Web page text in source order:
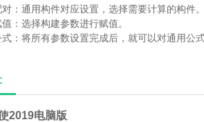
：通用构件对应设置，选择需要计算的构件。
：选择构建参数进行赋值。
：将所有参数设置完成后，就可以对通用公式
2019电脑版